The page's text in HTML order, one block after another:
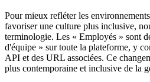
Pour mieux refléter les
favoriser une culture plus inclusive,
terminologie. Les « Employés » sont
d'équipe » sur toute la plateforme, y
API et des URL associées. Ce
plus contemporaine et inclusive de la